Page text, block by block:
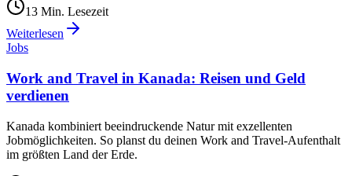
13 Min. Lesezeit
Weiterlesen
Jobs
Work and Travel in Kanada: Reisen und Geld
verdienen
Kanada kombiniert beeindruckende Natur mit exzellenten
Jobmöglichkeiten. So planst du deinen Work and Travel-Aufenthalt
im größten Land der Erde.